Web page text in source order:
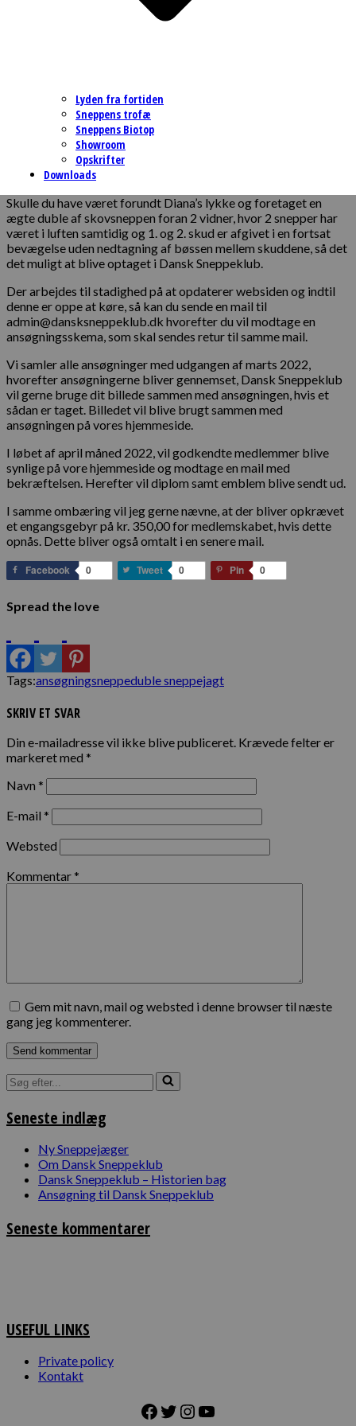
Lyden fra fortiden
Sneppens trofæ
Sneppens Biotop
Showroom
Opskrifter
Downloads
Skulle du have været forundt Diana’s lykke og foretaget en
ægte duble af skovsneppen foran 2 vidner, hvor 2 snepper har
været i luften samtidig og 1. og 2. skud er afgivet i en fortsat
bevægelse uden nedtagning af bøssen mellem skuddene, så det
det muligt at blive optaget i Dansk Sneppeklub.
Der arbejdes til stadighed på at opdaterer websiden og indtil
denne er oppe at køre, så kan du sende en mail til
admin@dansksneppeklub.dk hvorefter du vil modtage en
ansøgningsskema, som skal sendes retur til samme mail.
Vi samler alle ansøgninger med udgangen af marts 2022,
hvorefter ansøgningerne bliver gennemset, Dansk Sneppeklub
vil gerne bruge dit billede sammen med ansøgningen, hvis et
sådan er taget. Billedet vil blive brugt sammen med
ansøgningen på vores hjemmeside.
I løbet af april måned 2022, vil godkendte medlemmer blive
synlige på vore hjemmeside og modtage en mail med
bekræftelsen. Herefter vil diplom samt emblem blive sendt ud.
I samme ombæring vil jeg gerne nævne, at der bliver opkrævet
et engangsgebyr på kr. 350,00 for medlemskabet, hvis dette
opnås. Dette bliver også omtalt i en senere mail.
Facebook 0 Tweet 0 Pin 0
Spread the love
Tags:ansøgningsneppeduble sneppejagt
SKRIV ET SVAR
Din e-mailadresse vil ikke blive publiceret. Krævede felter er
markeret med *
Navn *
E-mail *
Websted
Kommentar *
Gem mit navn, mail og websted i denne browser til næste
gang jeg kommenterer.
Søg
efter...
Seneste indlæg
Ny Sneppejæger
Om Dansk Sneppeklub
Dansk Sneppeklub – Historien bag
Ansøgning til Dansk Sneppeklub
Seneste kommentarer
USEFUL LINKS
Private policy
Kontakt
Facebook
Twitter
Instagram
YouTube